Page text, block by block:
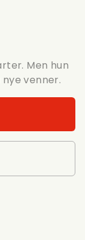
Men hun
venner.